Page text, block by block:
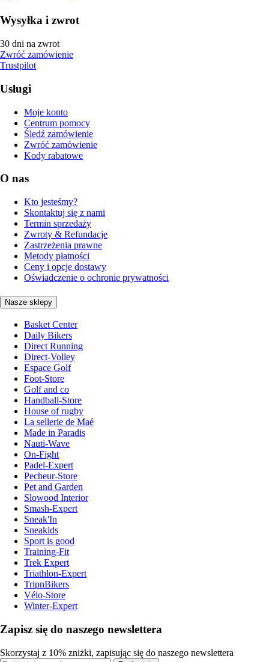
Wysyłka i zwrot
30 dni na zwrot
Zwróć zamówienie
Trustpilot
Usługi
Moje konto
Centrum pomocy
Śledź zamówienie
Zwróć zamówienie
Kody rabatowe
O nas
Kto jesteśmy?
Skontaktuj się z nami
Termin sprzedaży
Zwroty & Refundacje
Zastrzeżenia prawne
Metody płatności
Ceny i opcje dostawy
Oświadczenie o ochronie prywatności
Nasze sklepy
Basket Center
Daily Bikers
Direct Running
Direct-Volley
Espace Golf
Foot-Store
Golf and co
Handball-Store
House of rugby
La sellerie de Maé
Made in Paradis
Nauti-Wave
On-Fight
Padel-Expert
Pecheur-Store
Pet and Garden
Slowood Interior
Smash-Expert
Sneak'In
Sneakids
Sport is good
Training-Fit
Trek Expert
Triathlon-Expert
TripnBikers
Vélo-Store
Winter-Expert
Zapisz się do naszego newslettera
Skorzystaj z 10% zniżki, zapisując się do naszego newslettera